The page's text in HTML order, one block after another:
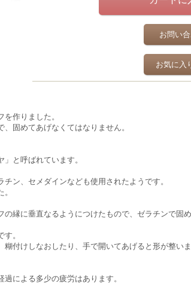
お問い
お気に入
作りました。
固めてあげなくてはなりません。
と呼ばれています。
ン、セメダインなども使用されたようです。
縁に垂直なるようにつけたもので、ゼラチンで固
。
付けしなおしたり、手で開いてあげると形が整い
による多少の疲労はあります。